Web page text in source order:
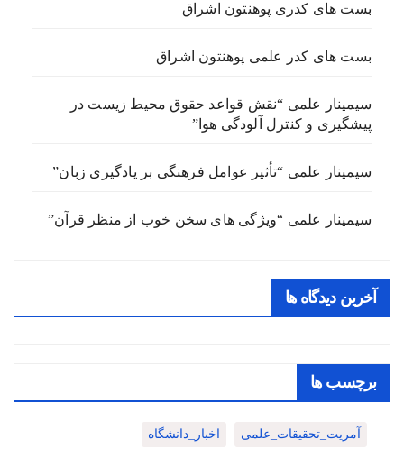
بست های کدری پوهنتون اشراق
بست های کدر علمی پوهنتون اشراق
سیمینار علمی “نقش قواعد حقوق محیط زیست در
پیشگیری و کنترل آلودگی هوا”
سیمینار علمی “تأثیر عوامل فرهنگی بر یادگیری زبان”
سیمینار علمی “ویژگی های سخن خوب از منظر قرآن”
آخرین دیدگاه ها
برچسب ها
آمریت_تحقیقات_علمی اخبار_دانشگاه